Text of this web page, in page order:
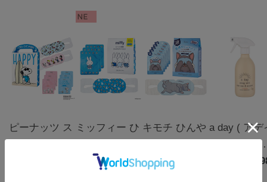
ピーナッツ ス
ミッフィー ひ
スク3枚 カモ
￥770
キモチ ひんや
5枚 無香料
a day ( アデ
) アロマルー
ムミスト フ
￥